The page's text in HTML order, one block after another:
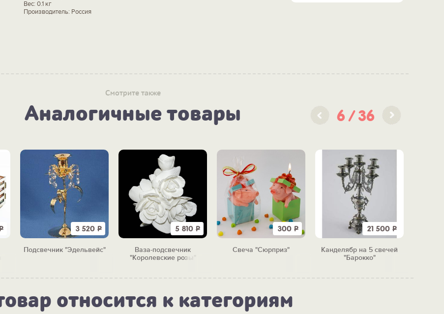
Вес: 0.1 кг
Производитель: Россия
Смотрите также
Аналогичные товары 6 36
3 520 Р
Подсвечник "Эдельвейс"
5 810 Р
Ваза-подсвечник
"Королевские розы"
300 Р
Свеча "Сюрприз"
21 500 Р
Канделябр на 5 свечей
"Барокко"
относится к категориям